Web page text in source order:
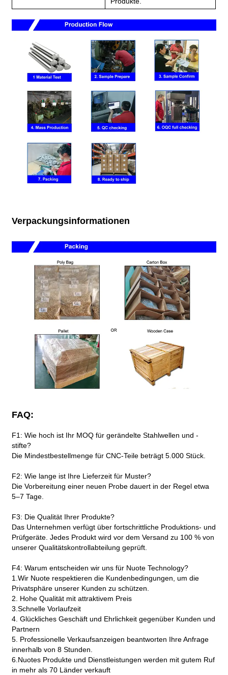
Verpackungsinformationen
FAQ:
F1: Wie hoch ist Ihr MOQ für gerändelte Stahlwellen und -
stifte?
Die Mindestbestellmenge für CNC-Teile beträgt 5.000 Stück.
F2: Wie lange ist Ihre Lieferzeit für Muster?
Die Vorbereitung einer neuen Probe dauert in der Regel etwa
5–7 Tage.
F3: Die Qualität Ihrer Produkte?
Das Unternehmen verfügt über fortschrittliche Produktions- und
Prüfgeräte. Jedes Produkt wird vor dem Versand zu 100 % von
unserer Qualitätskontrollabteilung geprüft.
F4: Warum entscheiden wir uns für Nuote Technology?
1.Wir Nuote respektieren die Kundenbedingungen, um die
Privatsphäre unserer Kunden zu schützen.
2. Hohe Qualität mit attraktivem Preis
3.Schnelle Vorlaufzeit
4. Glückliches Geschäft und Ehrlichkeit gegenüber Kunden und
Partnern
5. Professionelle Verkaufsanzeigen beantworten Ihre Anfrage
innerhalb von 8 Stunden.
6.Nuotes Produkte und Dienstleistungen werden mit gutem Ruf
in mehr als 70 Länder verkauft